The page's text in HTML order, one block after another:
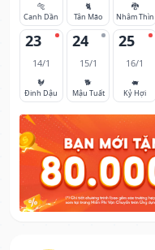
🐅
Canh Dần
🐈
Tân Mão
🐉
Nhâm Thìn
23
14/1
🐓
Đinh Dậu
24
15/1
🐕
Mậu Tuất
25
16/1
🐖
Kỷ Hợi